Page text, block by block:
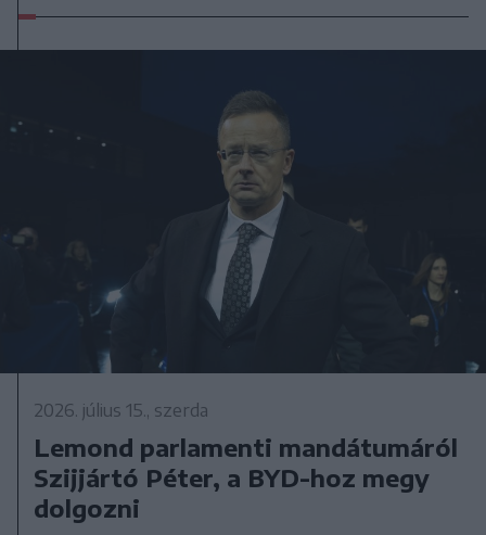
2026. július 15., szerda
Lemond parlamenti mandátumáról
Szijjártó Péter, a BYD-hoz megy
dolgozni